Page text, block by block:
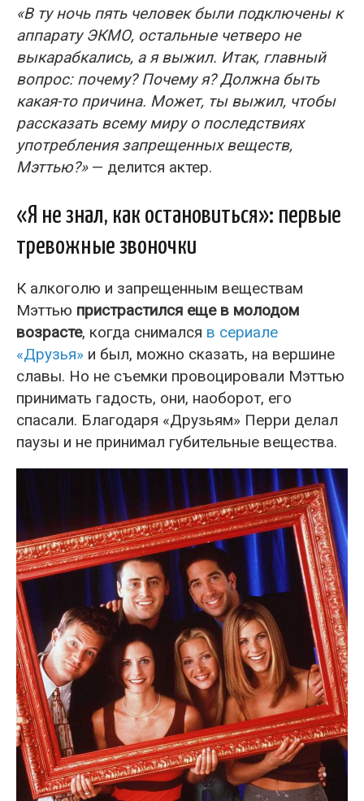
«В ту ночь пять человек были подключены к
аппарату ЭКМО, остальные четверо не
выкарабкались, а я выжил. Итак, главный
вопрос: почему? Почему я? Должна быть
какая-то причина. Может, ты выжил, чтобы
рассказать всему миру о последствиях
употребления запрещенных веществ,
Мэттью?»— делится актер.
«Я не знал, как остановиться»: первые
тревожные звоночки
К алкоголю и запрещенным веществам
Мэттью пристрастился еще в молодом
возрасте, когда снимался в сериале
«Друзья» и был, можно сказать, на вершине
славы. Но не съемки провоцировали Мэттью
принимать гадость, они, наоборот, его
спасали. Благодаря «Друзьям» Перри делал
паузы и не принимал губительные вещества.